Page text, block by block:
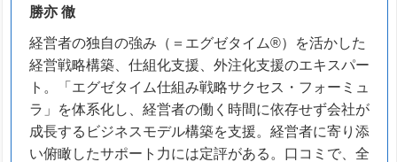
勝亦 徹
経営者の独自の強み（＝エグゼタイム®）を活かした
経営戦略構築、仕組化支援、外注化支援のエキスパー
ト。「エグゼタイム仕組み戦略サクセス・フォーミュ
ラ」を体系化し、経営者の働く時間に依存せず会社が
成長するビジネスモデル構築を支援。経営者に寄り添
い俯瞰したサポート力には定評がある。口コミで、全